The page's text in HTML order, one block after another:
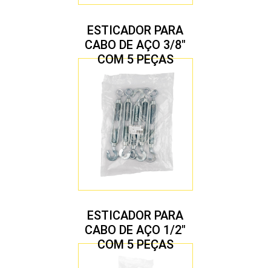
ESTICADOR PARA
CABO DE AÇO 3/8″
COM 5 PEÇAS
ESTICADOR PARA
CABO DE AÇO 1/2″
COM 5 PEÇAS